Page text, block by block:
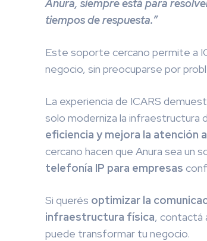
Anura, siempre está para
tiempos de respuesta.”
Este soporte cercano permite a
negocio, sin preocuparse por
La experiencia de ICARS
solo moderniza la infraestructura
eficiencia y mejora la atención
cercano hacen que Anura sea un
telefonía IP para empresas
Si querés optimizar la
infraestructura física, contactá
puede transformar tu negocio.